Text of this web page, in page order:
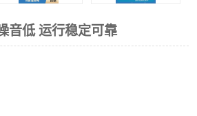
音低 运行稳定可靠
拓荒机